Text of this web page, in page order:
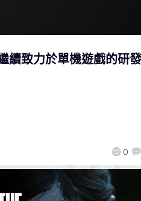
續致力於單機遊戲的研發
0